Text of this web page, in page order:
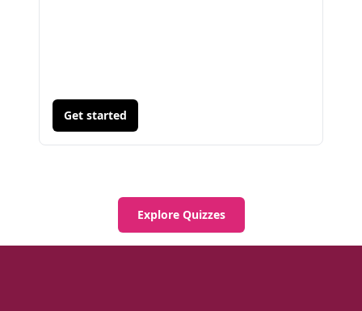
Get started
Explore Quizzes